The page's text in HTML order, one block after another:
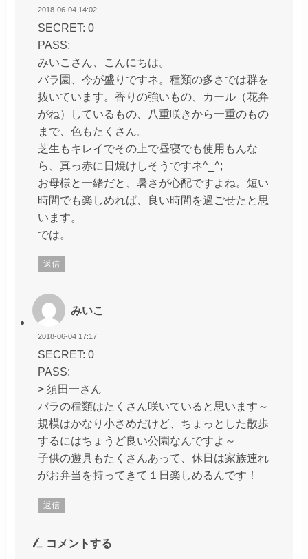
2018-06-04 14:02
SECRET: 0
PASS:
みいこさん、こんにちは。
バラ園、今が盛りですネ。種類の多さでは群を
抜いています。香りの強いもの、カール（花弁
がね）しているもの、八重咲きから一重のもの
まで、色もたくさん。
芝生もキレイでその上で昼寝でも使用もんな
ら、真っ赤に日焼けしそうですネ^_^;
お母様と一緒だと、暑さが心配ですよね。短い
時間でも楽しめれば、良い時間を過ごせたと思
います。
では。
返信
みいこ
2018-06-04 17:17
SECRET: 0
PASS:
> 須田一さん
バラの種類はたくさん咲いていると思います～
規模はかなり小さめだけど、ちょっとした散歩
するにはちょうど良い公園なんですよ～
子供の遊具もたくさんあって、休日は家族連れ
がお弁当を持ってきて１日楽しめるんです！
返信
コメントする